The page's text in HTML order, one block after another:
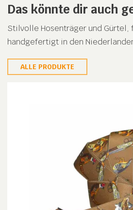
Das könnte dir auch
Stilvolle Hosenträger und Gürtel,
handgefertigt in den
ALLE PRODUKTE